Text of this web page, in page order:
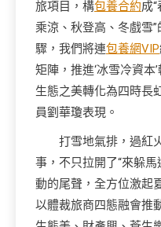
旅項目，構包養合約成
乘涼、秋登高、冬戲雪
驟，我們將連包養網VIP
矩陣，推進‘冰雪冷資本
生態之美轉化為四時長
員劉華瓊表現。
打雪地氣排，過紅
事，不只拉開了“來躲馬
動的尾聲，全方位激起
以體裁旅商四態融會推